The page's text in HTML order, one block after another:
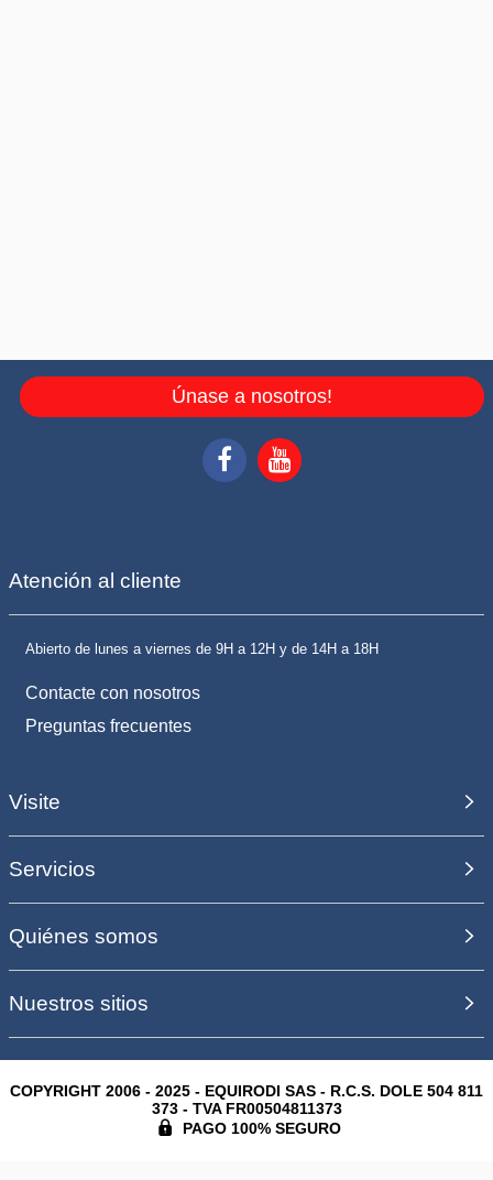
Únase a nosotros!
Atención al cliente
Abierto de lunes a viernes de 9H a 12H y de 14H a 18H
Contacte con nosotros
Preguntas frecuentes
Visite
Servicios
Quiénes somos
Nuestros sitios
COPYRIGHT 2006 - 2025 - EQUIRODI SAS - R.C.S. DOLE 504 811
373 - TVA FR00504811373
PAGO 100% SEGURO